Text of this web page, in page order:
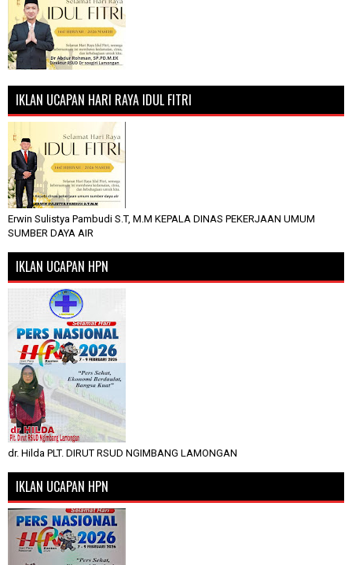
IKLAN UCAPAN HARI RAYA IDUL FITRI
Erwin Sulistya Pambudi S.T, M.M KEPALA DINAS PEKERJAAN UMUM
SUMBER DAYA AIR
IKLAN UCAPAN HPN
dr. Hilda PLT. DIRUT RSUD NGIMBANG LAMONGAN
IKLAN UCAPAN HPN